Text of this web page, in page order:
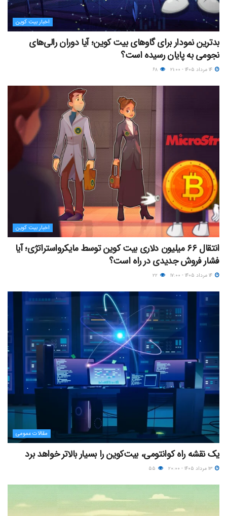
اخبار بیت کوین
بدترین نمودار برای گاوهای بیت کوین؛ آیا دوران رالی‌های
نجومی به پایان رسیده است؟
اخبار بیت کوین
انتقال ۶۶ میلیون دلاری بیت کوین توسط مایکرواستراتژی؛ آیا
فشار فروش جدیدی در راه است؟
مقالات عمومی
یک نقشه راه کوانتومی، بیت‌کوین را بسیار بالاتر خواهد برد